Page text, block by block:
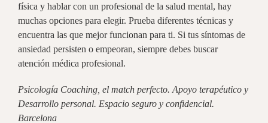
física y hablar con un profesional de la salud mental, hay
muchas opciones para elegir. Prueba diferentes técnicas y
encuentra las que mejor funcionan para ti. Si tus síntomas de
ansiedad persisten o empeoran, siempre debes buscar
atención médica profesional.
Psicología Coaching, el match perfecto. Apoyo terapéutico y
Desarrollo personal. Espacio seguro y confidencial.
Barcelona